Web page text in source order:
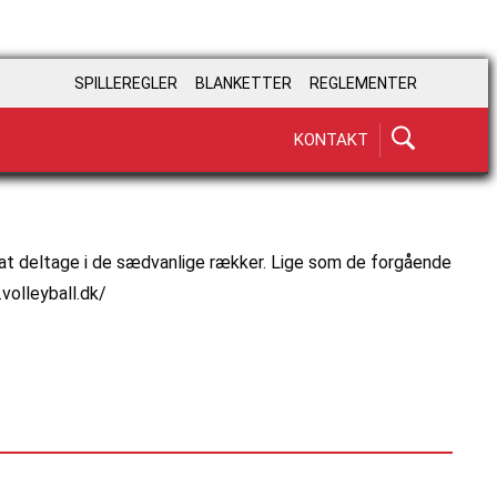
SPILLEREGLER BLANKETTER REGLEMENTER
KONTAKT
deltage i de sædvanlige rækker. Lige som de forgående